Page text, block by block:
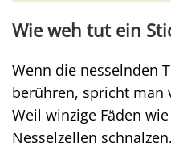
Wie weh tut ein
Wenn die nesselnden
berühren, spricht man
Weil winzige Fäden
Nesselzellen